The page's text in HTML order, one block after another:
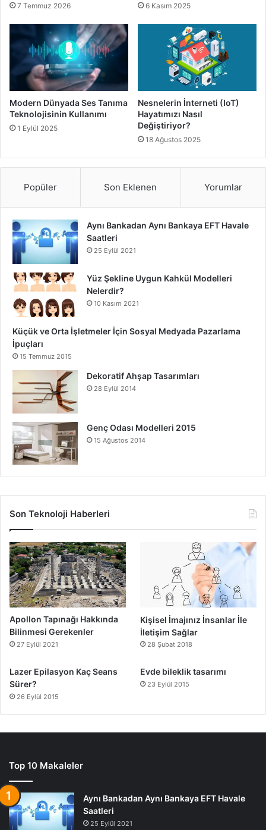
7 Temmuz 2026 6 Kasım 2025
Modern Dünyada Ses Tanıma
Teknolojisinin Kullanımı
1 Eylül 2025
Nesnelerin İnterneti (IoT)
Hayatımızı Nasıl
Değiştiriyor?
18 Ağustos 2025
Popüler Son Eklenen Yorumlar
Aynı Bankadan Aynı Bankaya EFT Havale
Saatleri
25 Eylül 2021
Yüz Şekline Uygun Kahkül Modelleri
Nelerdir?
10 Kasım 2021
Küçük ve Orta İşletmeler İçin Sosyal Medyada Pazarlama
İpuçları
15 Temmuz 2015
Dekoratif Ahşap Tasarımları
28 Eylül 2014
Genç Odası Modelleri 2015
15 Ağustos 2014
Son Teknoloji Haberleri
Apollon Tapınağı Hakkında
Bilinmesi Gerekenler
27 Eylül 2021
Kişisel İmajınız İnsanlar İle
İletişim Sağlar
28 Şubat 2018
Lazer Epilasyon Kaç Seans
Sürer?
26 Eylül 2015
Evde bileklik tasarımı
23 Eylül 2015
Top 10 Makaleler
Aynı Bankadan Aynı Bankaya EFT Havale
Saatleri
25 Eylül 2021